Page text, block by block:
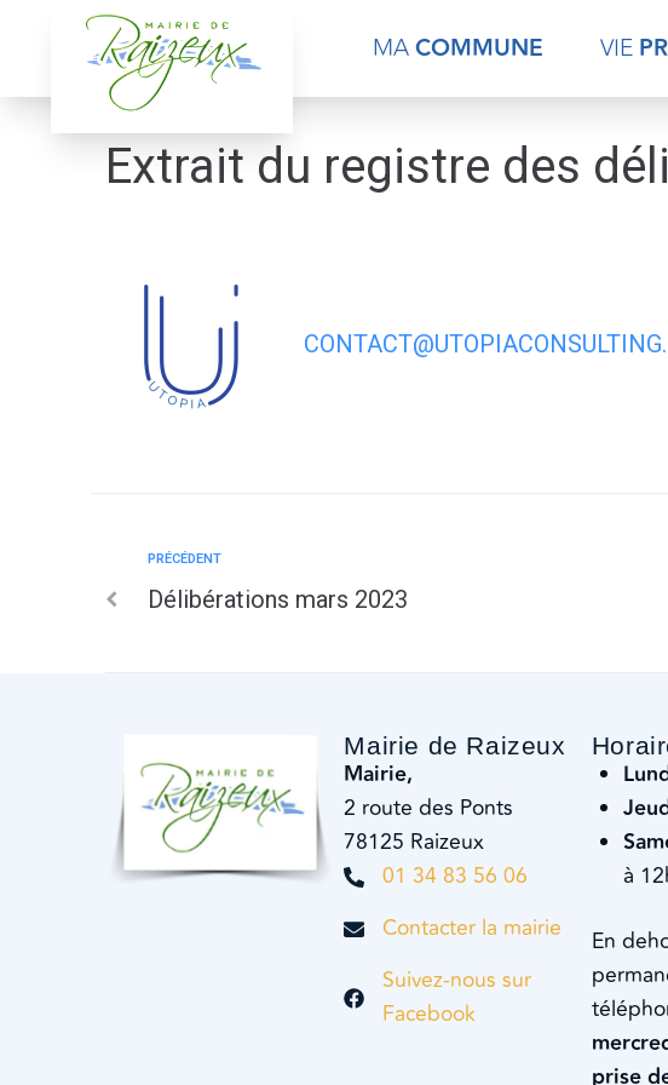
MACOMMUNE VIE
Extrait du registre des
PRÉCÉDENT
Délibérations mars 2023
Mairie de Raizeux
Mairie,
2 route des Ponts
78125 Raizeux
01 34 83 56 06
Contacter la mairie
Suivez-nous sur
Facebook
à
En
prise